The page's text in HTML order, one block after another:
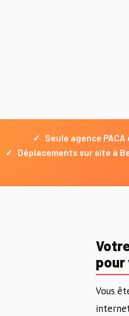
✓ Seule agence
✓
Déplacements sur site à
pour
Vous